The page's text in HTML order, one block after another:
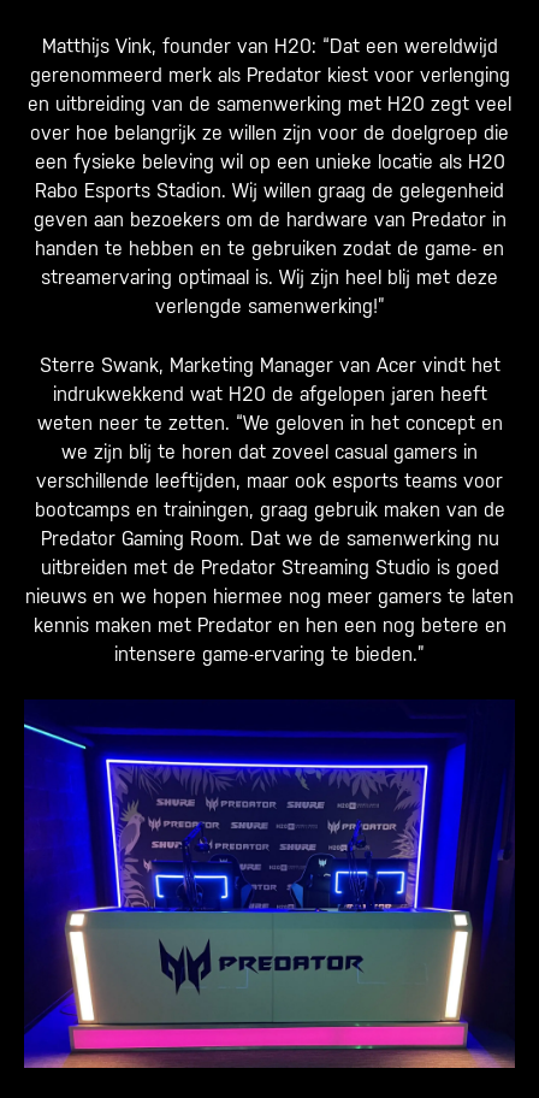
Matthijs Vink, founder van H20: “Dat een wereldwijd
gerenommeerd merk als Predator kiest voor verlenging
en uitbreiding van de samenwerking met H20 zegt veel
over hoe belangrijk ze willen zijn voor de doelgroep die
een fysieke beleving wil op een unieke locatie als H20
Rabo Esports Stadion. Wij willen graag de gelegenheid
geven aan bezoekers om de hardware van Predator in
handen te hebben en te gebruiken zodat de game- en
streamervaring optimaal is. Wij zijn heel blij met deze
verlengde samenwerking!”
Sterre Swank, Marketing Manager van Acer vindt het
indrukwekkend wat H20 de afgelopen jaren heeft
weten neer te zetten. “We geloven in het concept en
we zijn blij te horen dat zoveel casual gamers in
verschillende leeftijden, maar ook esports teams voor
bootcamps en trainingen, graag gebruik maken van de
Predator Gaming Room. Dat we de samenwerking nu
uitbreiden met de Predator Streaming Studio is goed
nieuws en we hopen hiermee nog meer gamers te laten
kennis maken met Predator en hen een nog betere en
intensere game-ervaring te bieden.”